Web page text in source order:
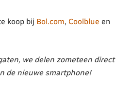
koop bij Bol.com, Coolblue en
we delen zometeen direct
de nieuwe smartphone!